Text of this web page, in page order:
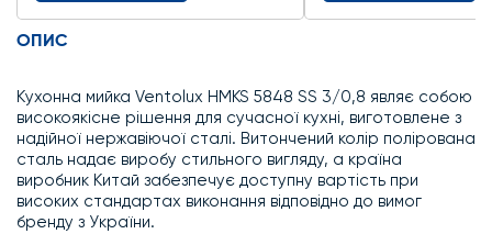
ОПИС
Кухонна мийка Ventolux HMKS 5848 SS 3/0,8 являє собою
високоякісне рішення для сучасної кухні, виготовлене з
надійної нержавіючої сталі. Витончений колір полірована
сталь надає виробу стильного вигляду, а країна
виробник Китай забезпечує доступну вартість при
високих стандартах виконання відповідно до вимог
бренду з України.